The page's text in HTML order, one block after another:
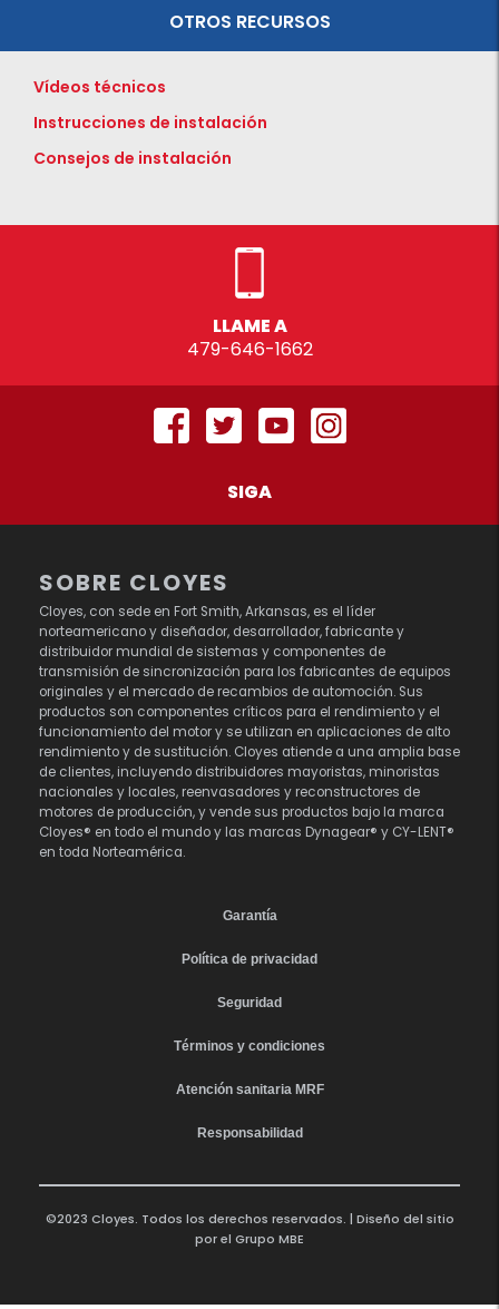
OTROS RECURSOS
Vídeos técnicos
Instrucciones de instalación
Consejos de instalación
LLAME A
479-646-1662
SIGA
SOBRE CLOYES
Cloyes, con sede en Fort Smith, Arkansas, es el líder
norteamericano y diseñador, desarrollador, fabricante y
distribuidor mundial de sistemas y componentes de
transmisión de sincronización para los fabricantes de equipos
originales y el mercado de recambios de automoción. Sus
productos son componentes críticos para el rendimiento y el
funcionamiento del motor y se utilizan en aplicaciones de alto
rendimiento y de sustitución. Cloyes atiende a una amplia base
de clientes, incluyendo distribuidores mayoristas, minoristas
nacionales y locales, reenvasadores y reconstructores de
motores de producción, y vende sus productos bajo la marca
Cloyes® en todo el mundo y las marcas Dynagear® y CY-LENT®
en toda Norteamérica.
Garantía
Política de privacidad
Seguridad
Términos y condiciones
Atención sanitaria MRF
Responsabilidad
©2023 Cloyes. Todos los derechos reservados. | Diseño del sitio
por el Grupo MBE